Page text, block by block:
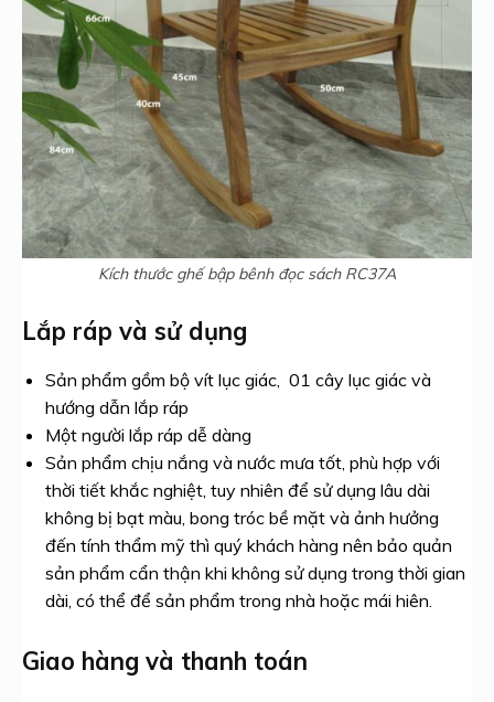
Kích thước ghế bập bênh đọc sách RC37A
Lắp ráp và sử dụng
Sản phẩm gồm bộ vít lục giác, 01 cây lục giác và
hướng dẫn lắp ráp
Một người lắp ráp dễ dàng
Sản phẩm chịu nắng và nước mưa tốt, phù hợp với
thời tiết khắc nghiệt, tuy nhiên để sử dụng lâu dài
không bị bạt màu, bong tróc bề mặt và ảnh hưởng
đến tính thẩm mỹ thì quý khách hàng nên bảo quản
sản phẩm cẩn thận khi không sử dụng trong thời gian
dài, có thể để sản phẩm trong nhà hoặc mái hiên.
Giao hàng và thanh toán